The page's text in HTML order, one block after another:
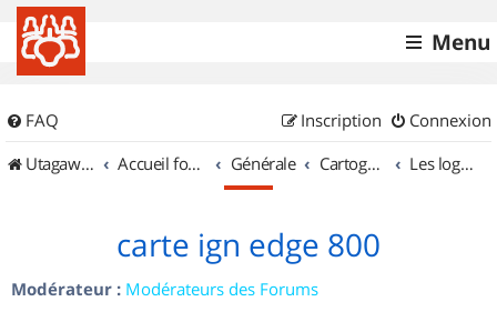
Menu
FAQ Connexion
Inscription
UtagawaVTT (Randos VTT et VTTAE avec traces GPS)
Accueil forum Générale Cartographie et GPS Les logiciels
carte ign edge 800
Modérateur : Modérateurs des Forums